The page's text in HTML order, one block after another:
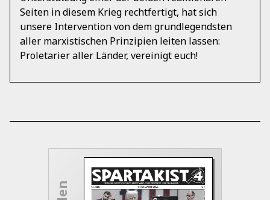
Seiten in diesem Krieg rechtfertigt, hat sich
unsere Intervention von dem grundlegendsten
aller marxistischen Prinzipien leiten lassen:
Proletarier aller Länder, vereinigt euch!